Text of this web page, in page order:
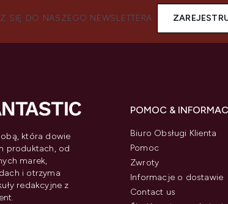
SIĘ DO NASZEGO NEWSLETTERA
która dowie
produktach, od
marek,
i otrzyma
redakcyjne z
POMOC &
Biuro Obsługi Klienta
Pomoc
Zwroty
Informacje o dostawie
Contact us